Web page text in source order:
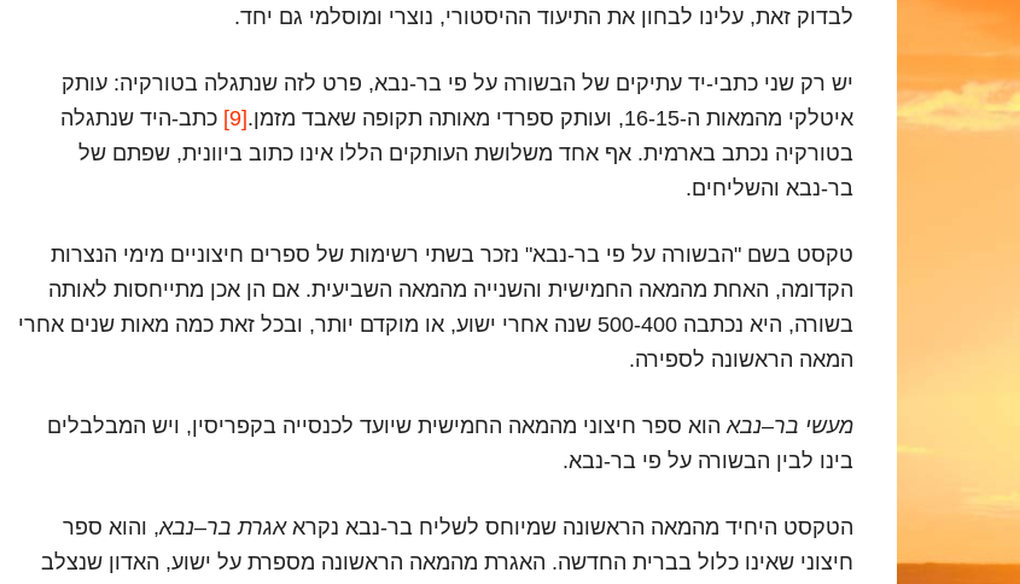
לבדוק זאת, עלינו לבחון את התיעוד ההיסטורי, נוצרי ומוסלמי גם יחד.
יש רק שני כתבי-יד עתיקים של הבשורה על פי בר-נבא, פרט לזה שנתגלה בטורקיה: עותק
איטלקי מהמאות ה-16-15, ועותק ספרדי מאותה תקופה שאבד מזמן.
[9]
כתב-היד שנתגלה
בטורקיה נכתב בארמית. אף אחד משלושת העותקים הללו אינו כתוב ביוונית, שפתם של
בר-נבא והשליחים.
טקסט בשם "הבשורה על פי בר-נבא" נזכר בשתי רשימות של ספרים חיצוניים מימי הנצרות
הקדומה, האחת מהמאה החמישית והשנייה מהמאה השביעית. אם הן אכן מתייחסות לאותה
בשורה, היא נכתבה 500-400 שנה אחרי ישוע, או מוקדם יותר, ובכל זאת כמה מאות שנים אחרי
המאה הראשונה לספירה.
מעשי בר–נבאהוא ספר חיצוני מהמאה החמישית שיועד לכנסייה בקפריסין, ויש המבלבלים
בינו לבין הבשורה על פי בר-נבא.
הטקסט היחיד מהמאה הראשונה שמיוחס לשליח בר-נבא נקראאגרת בר–נבא, והוא ספר
חיצוני שאינו כלול בברית החדשה. האגרת מהמאה הראשונה מספרת על ישוע, האדון שנצלב